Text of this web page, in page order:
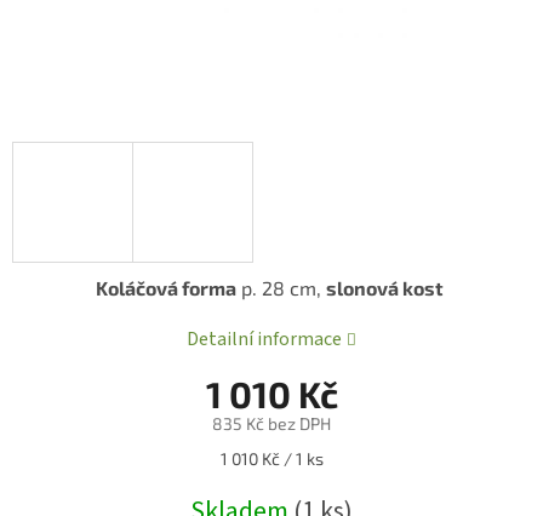
1 010 Kč
835 Kč bez DPH
Měrná
1 010 Kč / 1 ks
Koláčová forma p. 28 cm, slonová kost
Detailní informace